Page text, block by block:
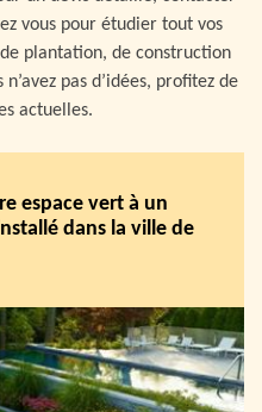
vous pour étudier tout vos
plantation, de construction
pas d’idées, profitez de
actuelles.
espace vert à un
dans la ville de